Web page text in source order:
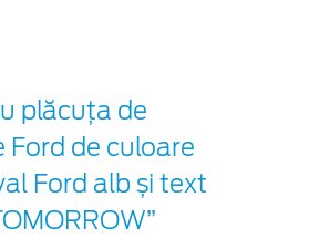
plăcuța de
de culoare
Ford alb și text